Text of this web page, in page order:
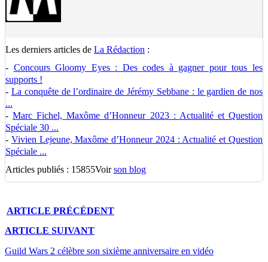
Les derniers articles de La Rédaction :
- Concours Gloomy Eyes : Des codes à gagner pour tous les
supports !
- La conquête de l’ordinaire de Jérémy Sebbane : le gardien de nos
...
-Marc Fichel, Maxôme d’Honneur 2023 : Actualité et Question
Spéciale 30 ...
- Vivien Lejeune, Maxôme d’Honneur 2024 : Actualité et Question
Spéciale ...
Articles publiés : 15855Voirson blog
ARTICLE PRÉCÉDENT
ARTICLE SUIVANT
Guild Wars 2 célèbre son sixième anniversaire en vidéo